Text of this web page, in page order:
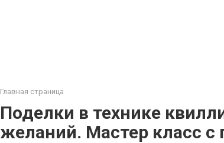
Главная страница
Поделки в технике
желаний. Мастер класс